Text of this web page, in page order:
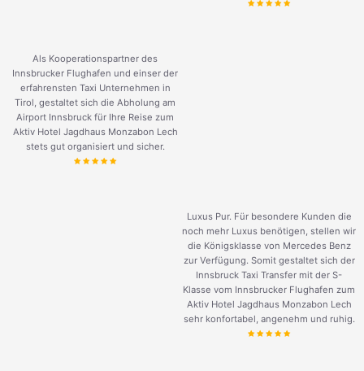
Als Kooperationspartner des
Innsbrucker Flughafen und einser der
erfahrensten Taxi Unternehmen in
Tirol, gestaltet sich die Abholung am
Airport Innsbruck für Ihre Reise zum
Aktiv Hotel Jagdhaus Monzabon Lech
stets gut organisiert und sicher.
Luxus Pur. Für besondere Kunden die
noch mehr Luxus benötigen, stellen wir
die Königsklasse von Mercedes Benz
zur Verfügung. Somit gestaltet sich der
Innsbruck Taxi Transfer mit der S-
Klasse vom Innsbrucker Flughafen zum
Aktiv Hotel Jagdhaus Monzabon Lech
sehr konfortabel, angenehm und ruhig.